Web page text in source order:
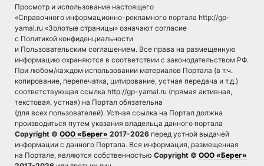
Просмотр и использование настоящего
«Справочного информационно-рекламного портала http://gp-
yamal.ru «Золотые страницы» означают согласие
с Политикой конфиденциальности
и Пользовательским соглашением. Все права на размещенную
информацию охраняются в соответствии с законодательством РФ.
При любом/каждом использовании материалов Портала (в т.ч.
копирование, перепечатка, цитирование, устная передача и т.д.)
соответствующая ссылка http://gp-yamal.ru (прямая активная,
текстовая, устная) на Портал обязательна
(для всех пользователей). Устная ссылка на Портал должна
производиться путем указания владельца данного портала
Copyright © ООО «Берег» 2017-2026 перед устной выдачей
информации с данного Портала. Вся информация, размещенная
на Портале, являются собственностью Copyright © ООО «Берег»